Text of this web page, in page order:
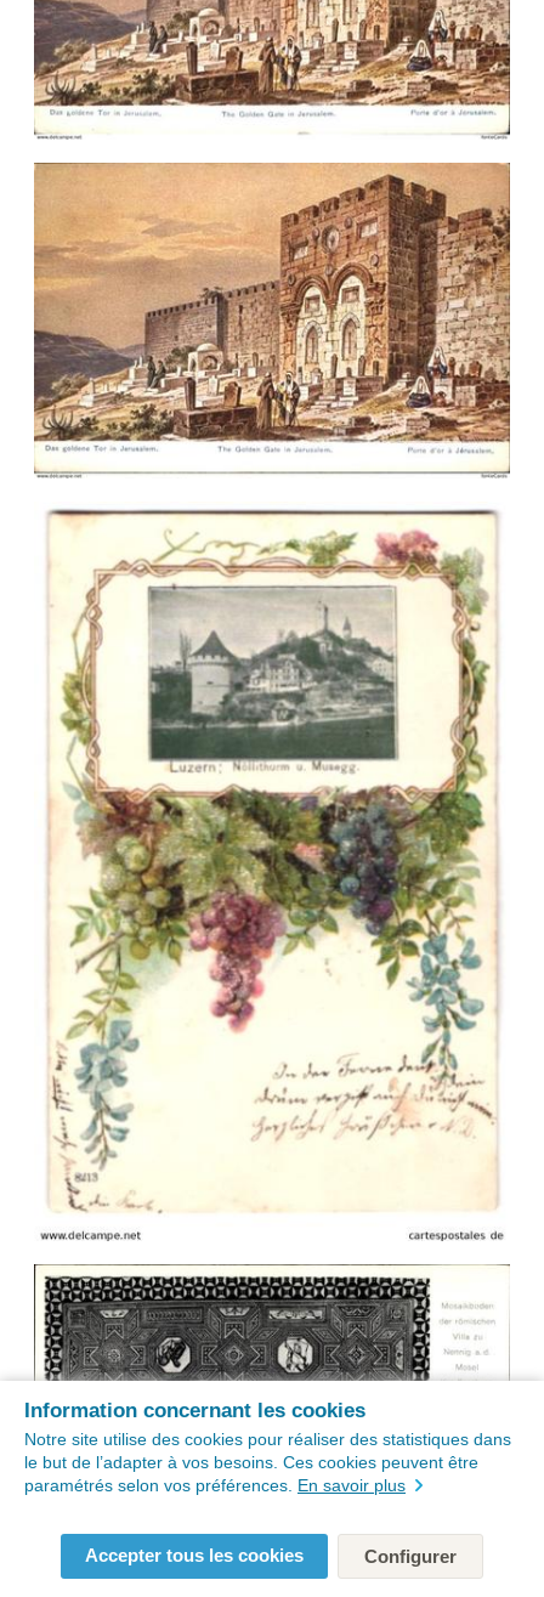
Information concernant les cookies
Notre site utilise des cookies pour réaliser des statistiques dans
le but de l’adapter à vos besoins. Ces cookies peuvent être
paramétrés selon vos préférences. En savoir plus
Accepter tous les cookies Configurer